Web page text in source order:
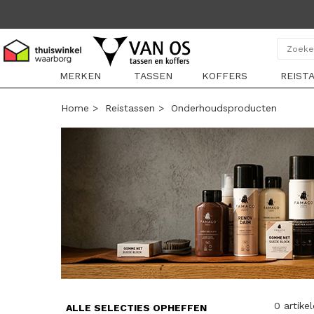
MERKEN TASSEN KOFFERS
Home > Reistassen > Onderhoudsproducten
ALLE SELECTIES OPHEFFEN 0